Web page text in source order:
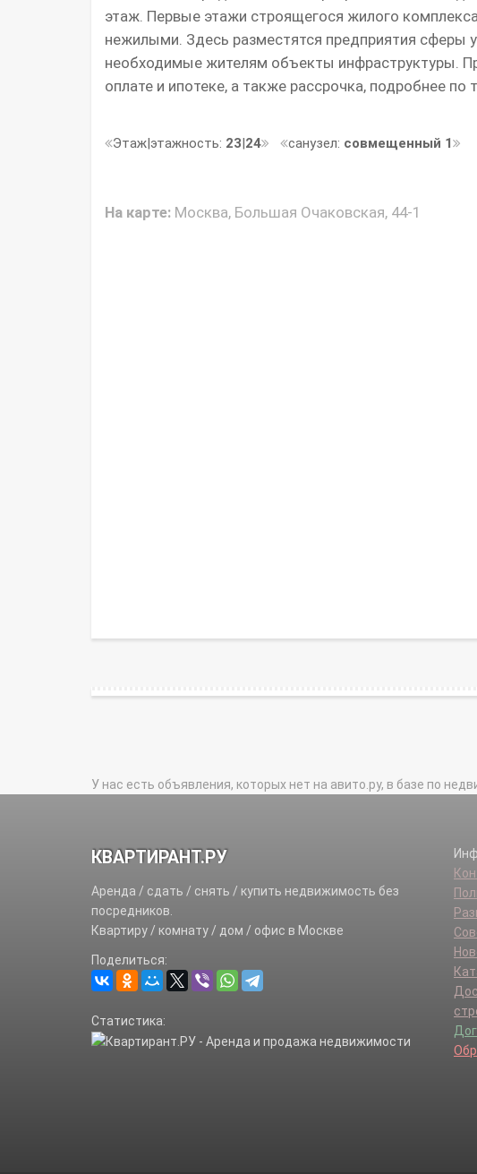
этаж. Первые этажи строящегося жилого
нежилыми. Здесь разместятся предприятия сферы
необходимые жителям объекты инфраструктуры.
оплате и ипотеке, а также рассрочка, подробнее по
Этаж|этажность: 23|24 санузел: совмещенный 1
На карте: Москва, Большая Очаковская, 44-1
У нас есть объявления, которых нет на авито.ру, в базе по
КВАРТИРАНТ.РУ
Аренда / сдать / снять / купить недвижимость без
посредников.
Квартиру / комнату / дом / офис в Москве
Поделиться:
Статистика: